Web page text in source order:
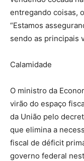
entregando coisas,
“Estamos
sendo as principais
Calamidade
O ministro da
virão do espaço
da União pelo
que elimina a
fiscal de déficit
governo federal